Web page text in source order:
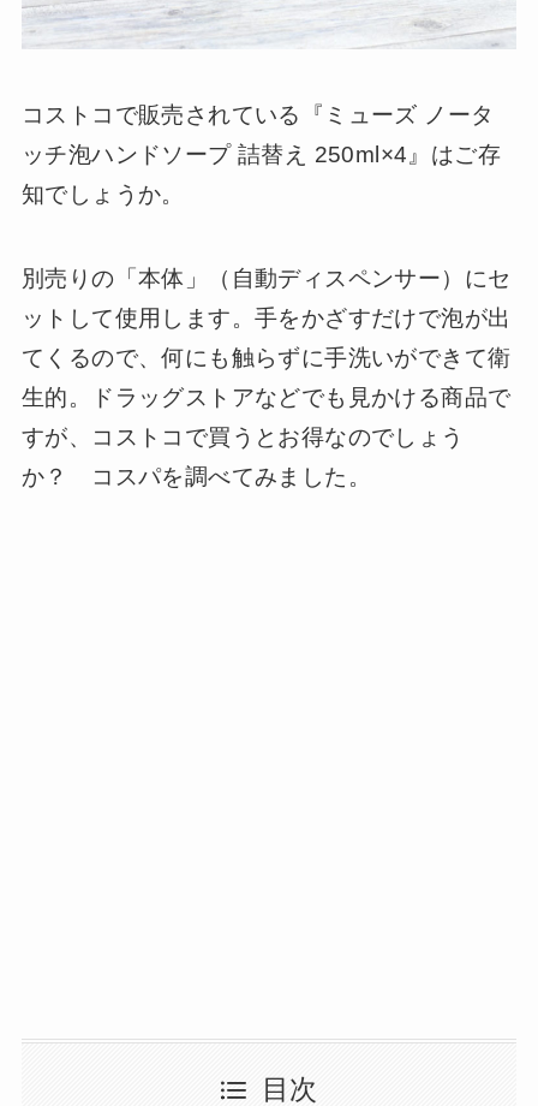
コストコで販売されている『ミューズ ノータ
ッチ泡ハンドソープ 詰替え 250ml×4』はご存
知でしょうか。
別売りの「本体」（自動ディスペンサー）にセ
ットして使用します。手をかざすだけで泡が出
てくるので、何にも触らずに手洗いができて衛
生的。ドラッグストアなどでも見かける商品で
すが、コストコで買うとお得なのでしょう
か？ コスパを調べてみました。
目次